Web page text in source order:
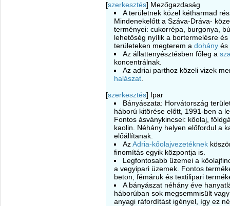
[szerkesztés] Mezőgazdaság
A területnek közel kétharmad
Mindenekelőtt a Száva-Dráva-
terményei: cukorrépa, burgonya,
lehetőség nyílik a bortermelésre
területeken megterem a dohány
Az állattenyésztésben főleg a
koncentrálnak.
Az adriai parthoz közeli vizek
halászat
[szerkesztés] Ipar
Bányászata: Horvátország
háború kitörése előtt, 1991-ben a
Fontos ásványkincsei: kőolaj,
kaolin. Néhány helyen előfordul a
előállítanak.
AzAdria-kőolajvezetéknek
finomítás egyik központja is.
Legfontosabb üzemei a
a vegyipari üzemek. Fontos
beton, fémáruk és textilipari
A bányászat néhány éve
háborúban sok megsemmisült
anyagi ráfordítást igényel, így ez